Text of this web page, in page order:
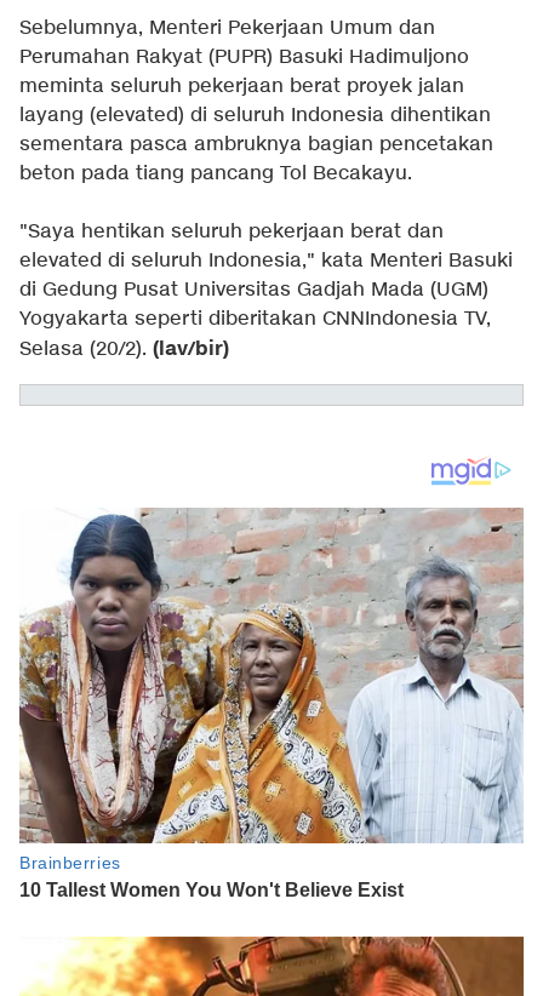
Sebelumnya, Menteri Pekerjaan Umum dan
Perumahan Rakyat (PUPR) Basuki Hadimuljono
meminta seluruh pekerjaan berat proyek jalan
layang (elevated) di seluruh Indonesia dihentikan
sementara pasca ambruknya bagian pencetakan
beton pada tiang pancang Tol Becakayu.
"Saya hentikan seluruh pekerjaan berat dan
elevated di seluruh Indonesia," kata Menteri Basuki
di Gedung Pusat Universitas Gadjah Mada (UGM)
Yogyakarta seperti diberitakan CNNIndonesia TV,
Selasa (20/2). (lav/bir)